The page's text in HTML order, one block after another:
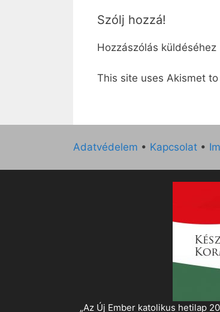
Szólj hozzá!
Hozzászólás küldéséhez
This site uses Akismet
Adatvédelem • Kapcsolat •
„Az Új Ember katolikus hetilap